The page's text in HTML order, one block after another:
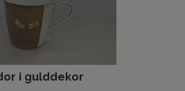
i gulddekor